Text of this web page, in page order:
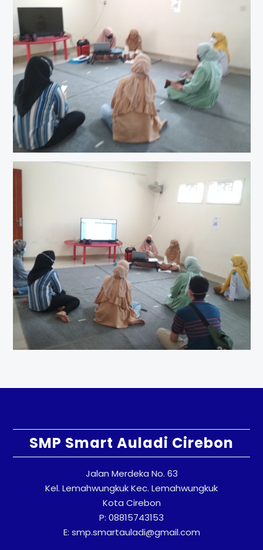
SMP Smart Auladi Cirebon
Jalan Merdeka No. 63
Kel. Lemahwungkuk Kec. Lemahwungkuk
Kota Cirebon
P: 08815743153
E: smp.smartauladi@gmail.com